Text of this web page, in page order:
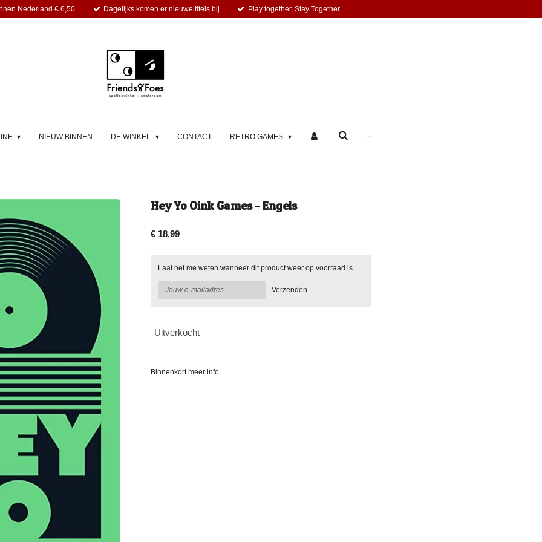
Nederland € 6,50. Dagelijks komen er nieuwe titels bij. Play together, Stay Together.
NIEUW BINNEN DE WINKEL CONTACT RETRO GAMES
Hey Yo Oink Games - Engels
€ 18,99
Laat het me weten wanneer dit product weer op voorraad is.
Verzenden
Uitverkocht
Binnenkort meer info.